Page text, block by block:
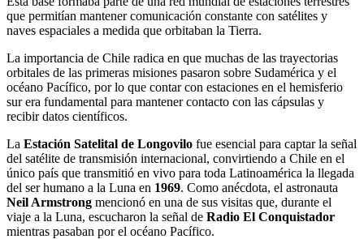
que permitían mantener comunicación constante con satélites y
naves espaciales a medida que orbitaban la Tierra.
La importancia de Chile radica en que muchas de las trayectorias
orbitales de las primeras misiones pasaron sobre Sudamérica y el
océano Pacífico, por lo que contar con estaciones en el hemisferio
sur era fundamental para mantener contacto con las cápsulas y
recibir datos científicos.
La Estación Satelital de Longovilo fue esencial para captar la señal
del satélite de transmisión internacional, convirtiendo a Chile en el
único país que transmitió en vivo para toda Latinoamérica la llegada
del ser humano a la Luna en 1969. Como anécdota, el astronauta
Neil Armstrong mencionó en una de sus visitas que, durante el
viaje a la Luna, escucharon la señal de Radio El Conquistador
mientras pasaban por el océano Pacífico.